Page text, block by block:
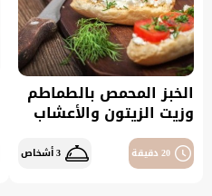
الخبز المحمص بالطماطم
وزيت الزيتون والأعشاب
20 دقيقة 3 أشخاص